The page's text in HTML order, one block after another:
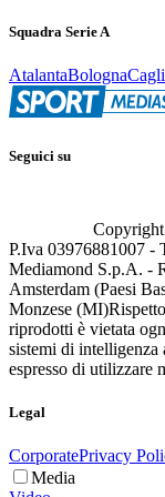
Squadra Serie A
AtalantaBologna
Seguici su
P.Iva 03976881007 -
Mediamond S.p.A. -
Amsterdam (Paesi
Monzese (MI)
riprodotti è vietata
sistemi di
espresso di utilizzare
Legal
CorporatePrivacy
Media